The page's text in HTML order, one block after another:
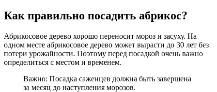
Как правильно посадить абрикос?
Абрикосовое дерево хорошо переносит мороз и засуху. На
одном месте абрикосовое дерево может вырасти до 30 лет без
потери урожайности. Поэтому перед посадкой очень важно
определиться с местом и временем.
Важно: Посадка саженцев должна быть завершена
за месяц до наступления морозов.